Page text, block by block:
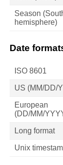
Season
hemisphere)
Date
ISO 8601
US (MM/DD/
European
(DD/MM/
Long format
Unix